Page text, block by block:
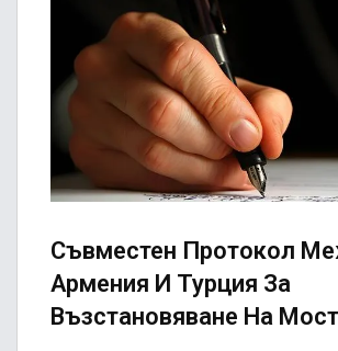
Съвместен Протокол
Армения И Турция За
Възстановяване На